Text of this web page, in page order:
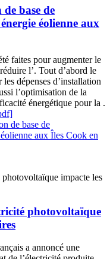
base de
éolienne aux
faites pour augmenter le
l’. Tout d’abord le
dépenses d’installation
l’optimisation de la
énergétique pour la .
de base de
aux Îles Cook en
photovoltaïque
a annoncé une